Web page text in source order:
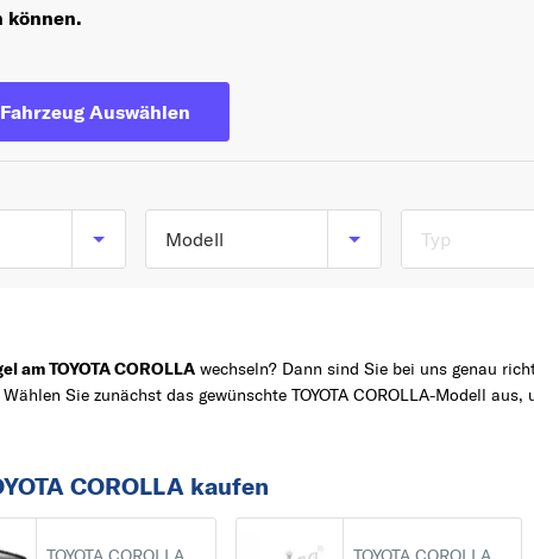
können.
Fahrzeug Auswählen
Modell
COROLLA (_E10_) ab
06/1991 bis 11/1999
04/1997 bis 06/2002
COROLLA (_E12_) ab
01/2001 bis 12/2007
Typ
am TOYOTA COROLLA wechseln? Dann sind Sie bei uns genau
Sie zunächst das gewünschte TOYOTA COROLLA-Modell
COROLLA kaufen